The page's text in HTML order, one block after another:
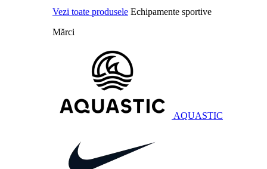
Vezi toate produsele Echipamente sportive
Mărci
AQUASTIC